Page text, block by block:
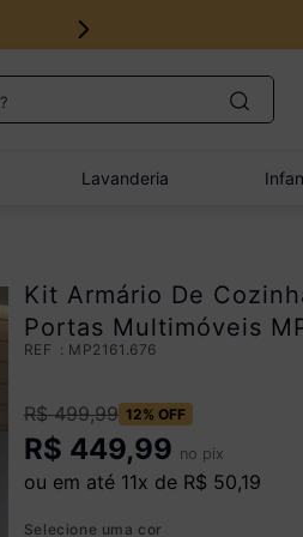
Lavanderia
Kit Armário De
Portas Multimóveis
: MP2161.676
R$ 499,99 12% OFF
R$ 449,99 no pix
ou em até 11x de R$ 50,19
Selecione uma cor